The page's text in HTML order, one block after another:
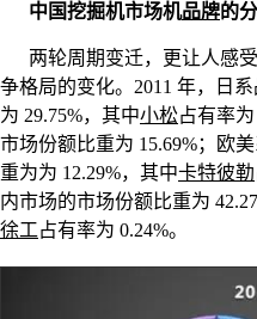
中国挖掘机市场机品牌的
两轮周期变迁，更让人感
争格局的变化。2011 年，日
为 29.75%，其中小松占有率
市场份额比重为 15.69%；欧
重为为 12.29%，其中卡特彼勒
内市场的市场份额比重为
徐工占有率为 0.24%。